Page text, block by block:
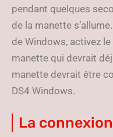
pendant quelques
de la manette
de Windows, activez
manette qui devrait
manette devrait être
DS4 Windows.
La